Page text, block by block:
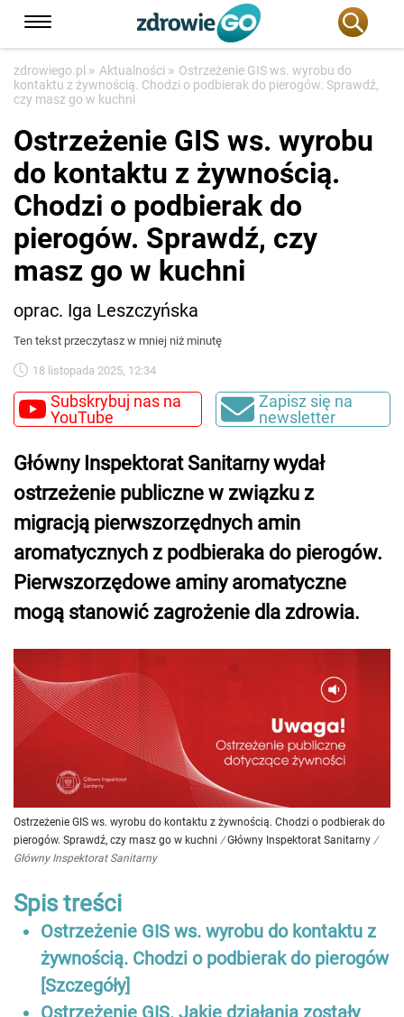
zdrowiego.pl » Aktualności » Ostrzeżenie GIS ws. wyrobu do
kontaktu z żywnością. Chodzi o podbierak do pierogów. Sprawdź,
czy masz go w kuchni
Ostrzeżenie GIS ws. wyrobu
do kontaktu z żywnością.
Chodzi o podbierak do
pierogów. Sprawdź, czy
masz go w kuchni
oprac. Iga Leszczyńska
Ten tekst przeczytasz w mniej niż minutę
18 listopada 2025, 12:34
Subskrybuj nas na
YouTube
Zapisz się na
newsletter
Główny Inspektorat Sanitarny wydał
ostrzeżenie publiczne w związku z
migracją pierwszorzędnych amin
aromatycznych z podbieraka do pierogów.
Pierwszorzędowe aminy aromatyczne
mogą stanowić zagrożenie dla zdrowia.
Ostrzeżenie GIS ws. wyrobu do kontaktu z żywnością. Chodzi o podbierak do
pierogów. Sprawdź, czy masz go w kuchni / Główny Inspektorat Sanitarny /
Główny Inspektorat Sanitarny
Spis treści
Ostrzeżenie GIS ws. wyrobu do kontaktu z
żywnością. Chodzi o podbierak do pierogów
[Szczegóły]